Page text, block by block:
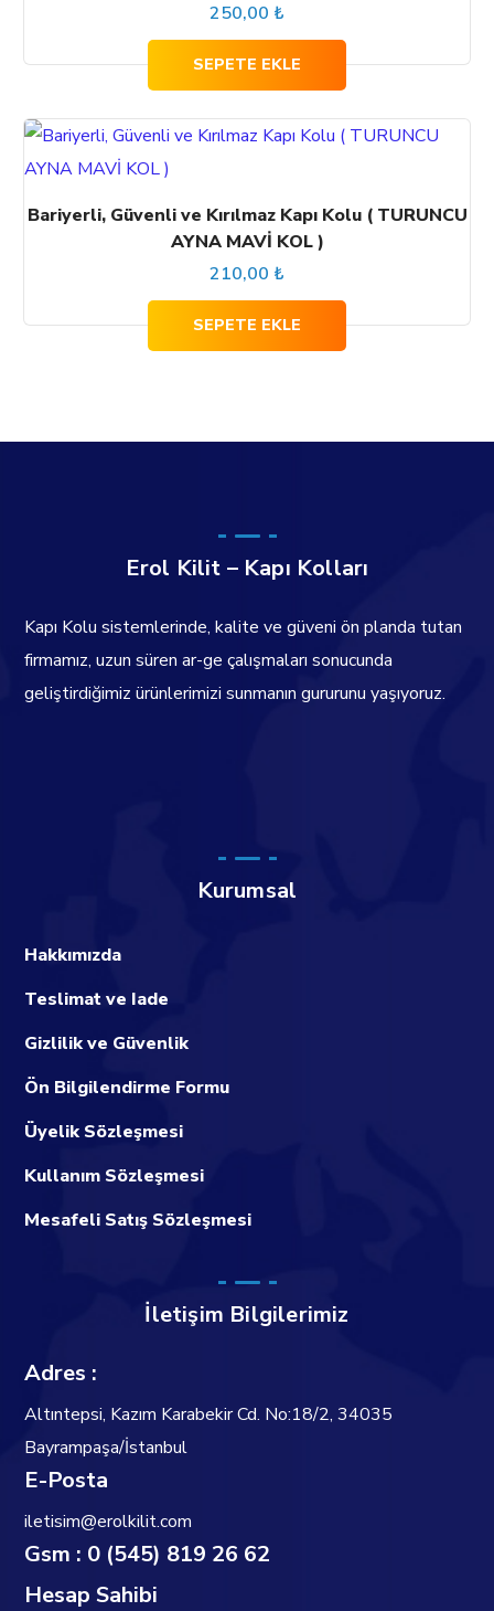
üzerinden
oy
aldı
250,00 ₺
SEPETE EKLE
Bariyerli, Güvenli ve Kırılmaz Kapı Kolu ( TURUNCU
AYNA MAVİ KOL )
210,00 ₺
SEPETE EKLE
Erol Kilit – Kapı Kolları
Kapı Kolu sistemlerinde, kalite ve güveni ön planda tutan
firmamız, uzun süren ar-ge çalışmaları sonucunda
geliştirdiğimiz ürünlerimizi sunmanın gururunu yaşıyoruz.
Kurumsal
Hakkımızda
Teslimat ve Iade
Gizlilik ve Güvenlik
Ön Bilgilendirme Formu
Üyelik Sözleşmesi
Kullanım Sözleşmesi
Mesafeli Satış Sözleşmesi
İletişim Bilgilerimiz
Adres :
Altıntepsi, Kazım Karabekir Cd. No:18/2, 34035
Bayrampaşa/İstanbul
E-Posta
iletisim@erolkilit.com
Gsm : 0 (545) 819 26 62
Hesap Sahibi